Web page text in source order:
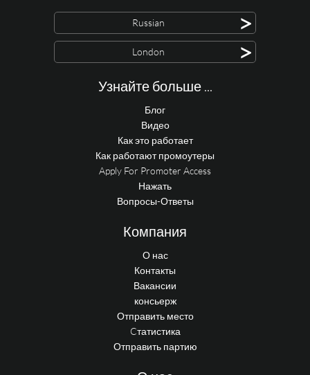
Russian >
London >
Узнайте больше ...
Блог
Видео
Как это работает
Как работают промоутеры
Apply For Promoter Access
Нажать
Вопросы-Ответы
Компания
О нас
Контакты
Вакансии
консьерж
Отправить место
Cтатистика
Отправить партию